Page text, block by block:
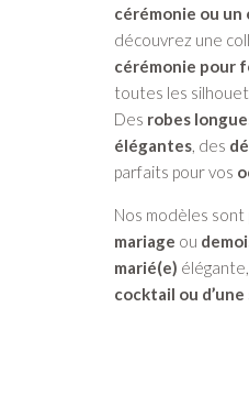
cérémonie ou
découvrez une
cérémonie pour
toutes les
Des robes
élégantes, des
parfaits pour vos
Nos modèles
mariage ou
marié(e)
cocktail ou